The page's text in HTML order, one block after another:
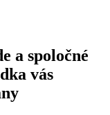
a spoločné
vás